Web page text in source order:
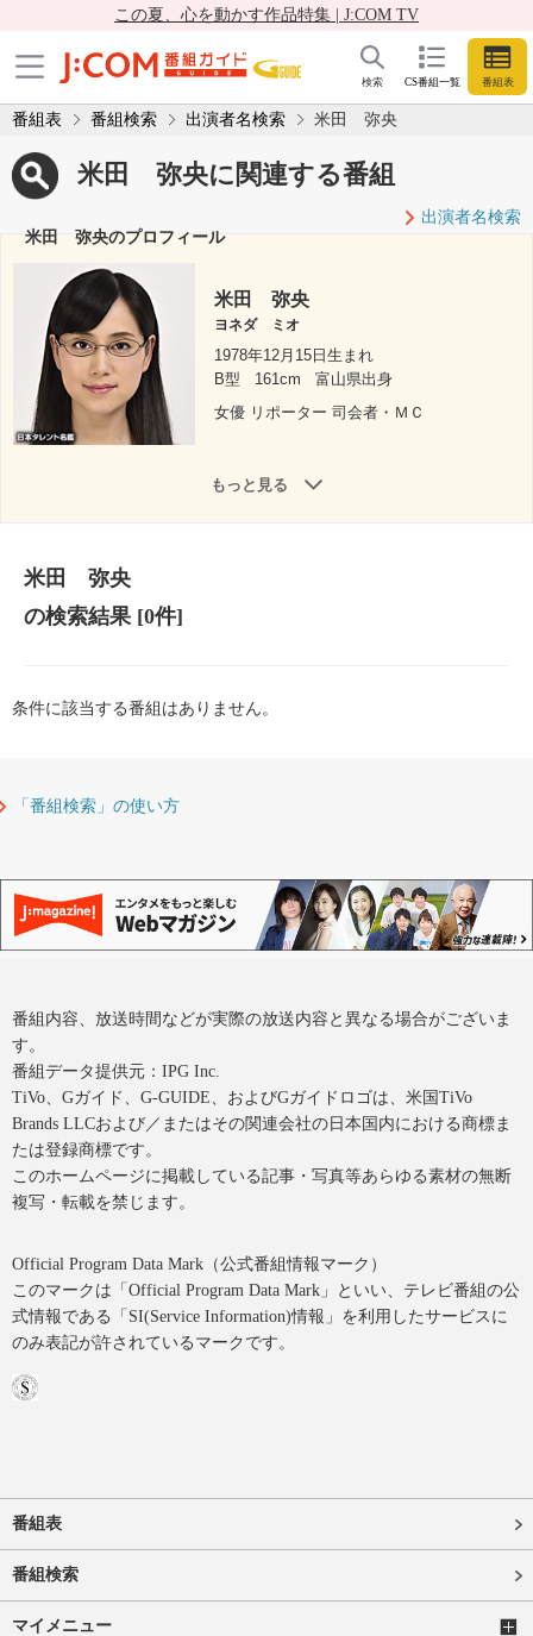
この夏、心を動かす作品特集 | J:COM TV
CS番組一覧 番組表
検索
番組表 番組検索 出演者名検索 米田 弥央
米田 弥央に関連する番組
出演者名検索
米田 弥央のプロフィール
米田 弥央
ヨネダ ミオ
1978年12月15日生まれ
B型
161cm
富山県出身
女優 リポーター 司会者・ＭＣ
もっと見る
米田 弥央
の検索結果[0件]
条件に該当する番組はありません。
「番組検索」の使い方
番組内容、放送時間などが実際の放送内容と異なる場合がございま
す。
番組データ提供元：IPG Inc.
TiVo、Gガイド、G-GUIDE、およびGガイドロゴは、米国TiVo
Brands LLCおよび／またはその関連会社の日本国内における商標ま
たは登録商標です。
このホームページに掲載している記事・写真等あらゆる素材の無断
複写・転載を禁じます。
Official Program Data Mark（公式番組情報マーク）
このマークは「Official Program Data Mark」といい、テレビ番組の公
式情報である「SI(Service Information)情報」を利用したサービスに
のみ表記が許されているマークです。
番組表
番組検索
マイメニュー